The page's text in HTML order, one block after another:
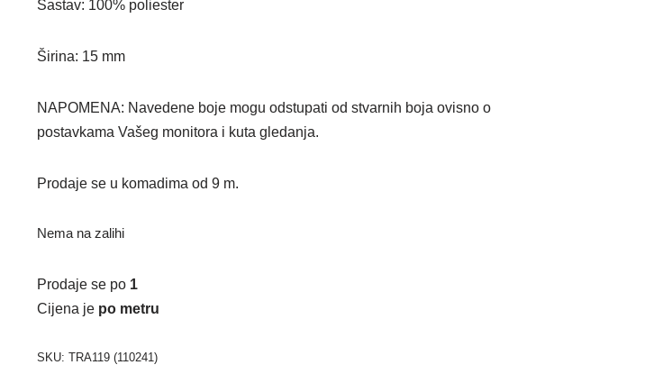
Sastav: 100% poliester
Širina: 15 mm
NAPOMENA: Navedene boje mogu odstupati od stvarnih boja ovisno o
postavkama Vašeg monitora i kuta gledanja.
Prodaje se u komadima od 9 m.
Nema na zalihi
Prodaje se po 1
Cijena je po metru
SKU:TRA119 (110241)